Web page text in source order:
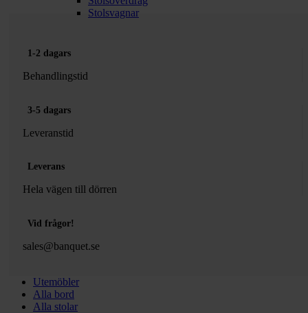
Stolsvagnar
1-2 dagars
Behandlingstid
3-5 dagars
Leveranstid
Leverans
Hela vägen till dörren
Vid frågor!
sales@banquet.se
Utemöbler
Alla bord
Alla stolar